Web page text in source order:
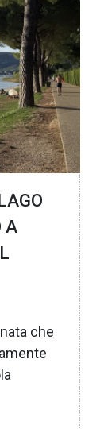
A
che